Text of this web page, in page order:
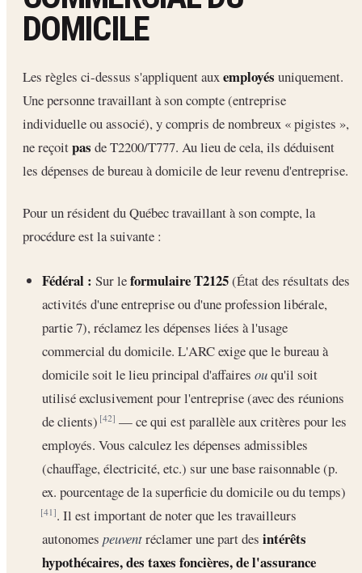
DOMICILE
Les règles ci-dessus s'appliquent auxemployés uniquement.
Une personne travaillant à son compte (entreprise
individuelle ou associé), y compris de nombreux « pigistes »,
ne reçoitpas de T2200/T777. Au lieu de cela, ils déduisent
les dépenses de bureau à domicile de leur revenu d'entreprise.
Pour un résident du Québec travaillant à son compte, la
procédure est la suivante :
Fédéral : Sur leformulaire T2125(État des résultats des
activités d'une entreprise ou d'une profession libérale,
partie 7), réclamez les dépenses liées à l'usage
commercial du domicile. L'ARC exige que le bureau à
domicile soit le lieu principal d'affaires ouqu'il soit
utilisé exclusivement pour l'entreprise (avec des réunions
de clients)[42] — ce qui est parallèle aux critères pour les
employés. Vous calculez les dépenses admissibles
(chauffage, électricité, etc.) sur une base raisonnable (p.
ex. pourcentage de la superficie du domicile ou du temps)
[41]. Il est important de noter que les travailleurs
autonomes peuventréclamer une part des intérêts
hypothécaires, des taxes foncières, de l'assurance